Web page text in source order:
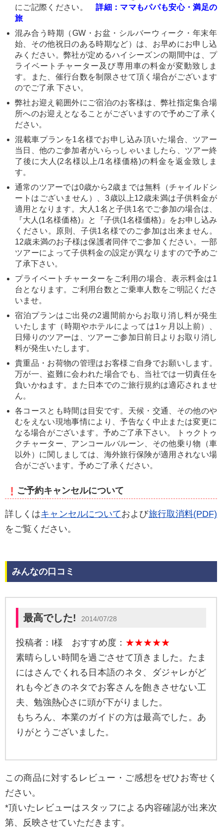
にご記際ください。詳細：ママもパパも安心・満足の
旅
混み合う時期（GW・お盆・シルバーウィーク・年末年
始、その他祝日のある時期など）は、お早めにお申し込
みください。弊社が定めるハイシーズンの期間中は、プ
ライベートチャーター及び専用車の料金が変動致しま
す。また、催行台数を制限させて頂く場合がございます
のでご了承 下さい。
弊社お迎え範囲外にご宿泊のお客様は、弊社指定集合場
所へのお迎えとなることがございますので予めご了承く
ださい。
混載車プランを1名様でお申し込み頂いた場合、ツアー
当日、他のご参加者がいらっしゃいましたら、ツアー終
了後に大人(2名様以上/1名様価格)の料金を返金致しま
す。
通常のツアーでは0歳から2歳までは無料（チャイルドシ
ートはございません）、3歳以上12歳未満は子供料金が
適用となります。大人1名と子供1名でご参加の場合は、
『大人(1名様価格)』と『子供(1名様価格)』をお申し込み
ください。原則、子供1名様でのご参加は出来ません。
12歳未満のお子様は保護者同伴でご参加ください。一部
ツアーによって子供料金の設定が異なりますので予めご
了承下さい。
プライベートチャーターをご利用の場合、表示料金は1
台となります。ご利用台数とご乗車人数をご明記くださ
いませ。
宿泊プランはご出発の2週間前からお取り消し料が発生
いたします（時期やホテルによっては1ヶ月以上前）、
日帰りのツアーは、ツアーご参加日前日よりお取り消し
料が発生いたします。
貴重品・お荷物の管理はお客様ご自身でお願いします。
万が一、盗難に会われた場合でも、当社では一切責任を
負いかねます。また日本でのご旅行規約は適応されませ
ん。
各コースとも時間は目安です。天候・交通、その他のや
むをえない現地事情により、予告なく中止または変更に
なる場合がございます。予めご了承下さい。 トゥクトゥ
クチャーター、アンコールバルーン、その他乗り物（車
以外）に関しましては、海外旅行保険が適用されない場
合がございます。予めご了承ください。
! ご予約キャンセルについて
詳しくはキャンセルについておよび旅行取消料(PDF)
をご覧ください。
みんなの口コミ
最高でした! 2014/07/28
投稿者：I様 おすすめ度： ★★★★★
素晴らしい時間を過ごさせて頂きました。たま
にはさんでくれる日本語のネタ、ダジャレがど
れも今どきのネタでお客さんを飽きさせない工
夫、勉強熱心さに頭が下がりました。
もちろん、本業のガイドの方は最高でした。あ
りがとうございました。
この商品に対するレビュー・ご感想をぜひお寄せく
ださい。
*頂いたレビューはスタッフによる内容確認が出来次
第、反映させていただきます。